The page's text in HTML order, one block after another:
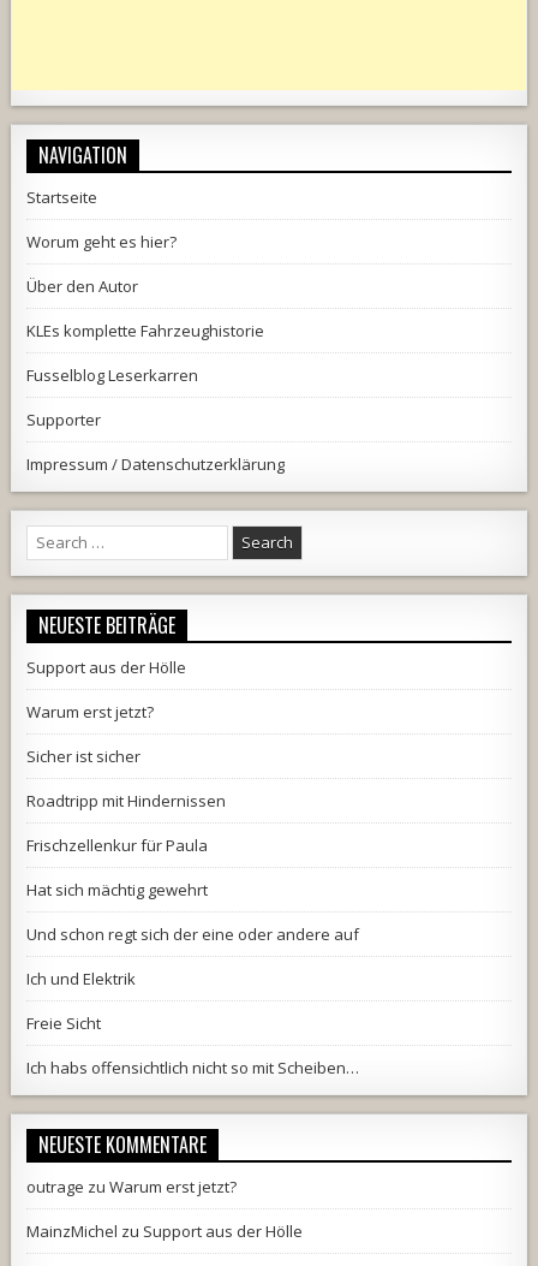
NAVIGATION
Startseite
Worum geht es hier?
Über den Autor
KLEs komplette Fahrzeughistorie
Fusselblog Leserkarren
Supporter
Impressum / Datenschutzerklärung
Search
for:
NEUESTE BEITRÄGE
Support aus der Hölle
Warum erst jetzt?
Sicher ist sicher
Roadtripp mit Hindernissen
Frischzellenkur für Paula
Hat sich mächtig gewehrt
Und schon regt sich der eine oder andere auf
Ich und Elektrik
Freie Sicht
Ich habs offensichtlich nicht so mit Scheiben…
NEUESTE KOMMENTARE
outrage zuWarum erst jetzt?
MainzMichel zu Support aus der Hölle